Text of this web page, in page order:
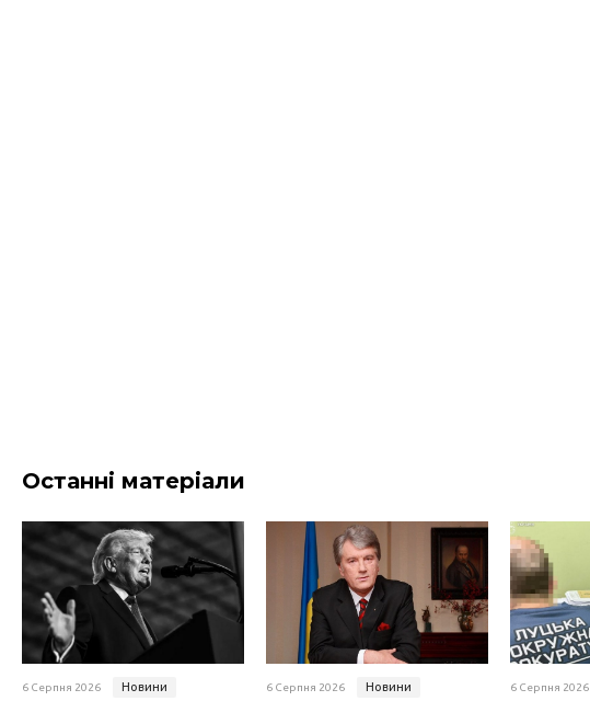
Останні матеріали
6 Серпня 2026 Новини 6 Серпня 2026 Новини 6 Серпня 2026